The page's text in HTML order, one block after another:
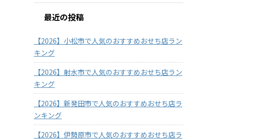
最近の投稿
【2026】小松市で人気のおすすめおせち店ラン
キング
【2026】射水市で人気のおすすめおせち店ラン
キング
【2026】新発田市で人気のおすすめおせち店ラ
ンキング
【2026】伊勢原市で人気のおすすめおせち店ラ